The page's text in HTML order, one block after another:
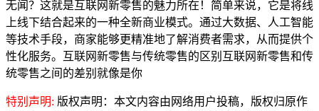
无闻？这就是互联网新零售的魅力所在！简单来说，它是将线
上线下结合起来的一种全新商业模式。通过大数据、人工智能
等技术手段，商家能够更精准地了解消费者需求，从而提供个
性化服务。互联网新零售与传统零售的区别互联网新零售和传
统零售之间的差别就像是你
特别声明: 版权声明：本文内容由网络用户投稿，版权归原作